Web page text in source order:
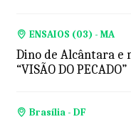
ENSAIOS (03) - MA
Dino de Alcântara
“VISÃO DO PECADO”
Brasília - DF